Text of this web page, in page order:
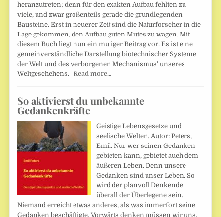
heranzutreten; denn für den exakten Aufbau fehlten zu
viele, und zwar großenteils gerade die grundlegenden
Bausteine. Erst in neuerer Zeit sind die Naturforscher in die
Lage gekommen, den Aufbau guten Mutes zu wagen. Mit
diesem Buch liegt nun ein mutiger Beitrag vor. Es ist eine
gemeinverständliche Darstellung biotechnischer Systeme
der Welt und des verborgenen Mechanismus' unseres
Weltgeschehens.Read more…
So aktivierst du unbekannte
Gedankenkräfte
Geistige Lebensgesetze und
seelische Welten. Autor: Peters,
Emil. Nur wer seinen Gedanken
gebieten kann, gebietet auch dem
äußeren Leben. Denn unsere
Gedanken sind unser Leben. So
wird der planvoll Denkende
überall der Überlegene sein.
Niemand erreicht etwas anderes, als was immerfort seine
Gedanken beschäftigte. Vorwärts denken müssen wir uns,